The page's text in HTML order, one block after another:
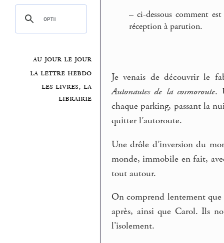
au jour le jour
la lettre hebdo
les livres, la
librairie
– ci-dessous comment
réception à parution.
Je venais de découvrir le
Autonautes de la cosmoroute.
chaque parking, passant la
quitter l’autoroute.
Une drôle d’inversion du
monde, immobile en fait,
tout autour.
On comprend lentement
après, ainsi que Carol. Ils
l’isolement.